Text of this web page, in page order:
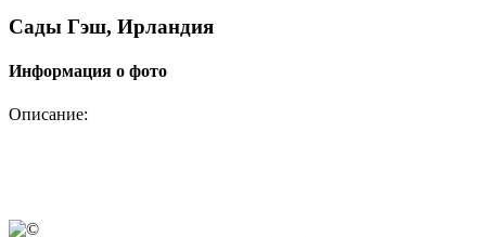
Сады Гэш, Ирландия
Информация о фото
Описание: